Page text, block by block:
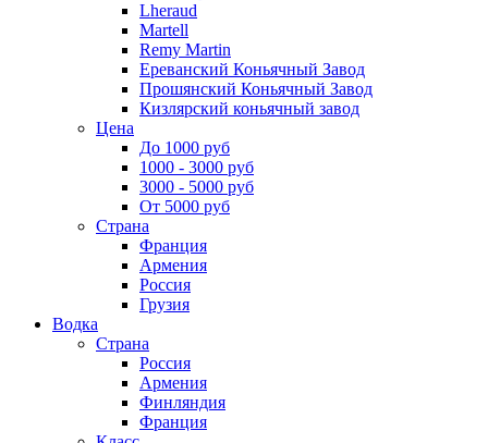
Lheraud
Martell
Remy Martin
Ереванский Коньячный Завод
Прошянский Коньячный Завод
Кизлярский коньячный завод
Цена
До 1000 руб
1000 - 3000 руб
3000 - 5000 руб
От 5000 руб
Страна
Франция
Армения
Россия
Грузия
Водка
Страна
Россия
Армения
Финляндия
Франция